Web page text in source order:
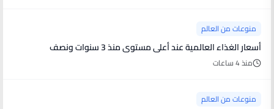
منوعات من العالم
أسعار الغذاء العالمية عند أعلى مستوى منذ 3 سنوات ونصف
منذ 4 ساعات
منوعات من العالم